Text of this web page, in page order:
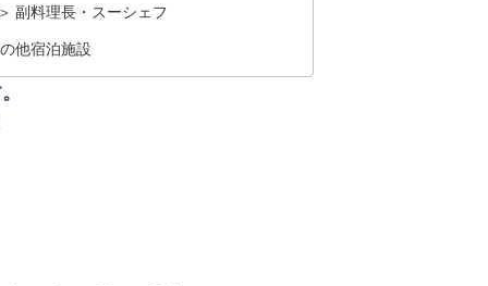
副料理長・スーシェフ
他宿泊施設